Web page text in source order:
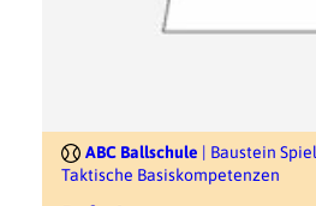
ABC Ballschule | Baustein Spiel
Taktische Basiskompetenzen